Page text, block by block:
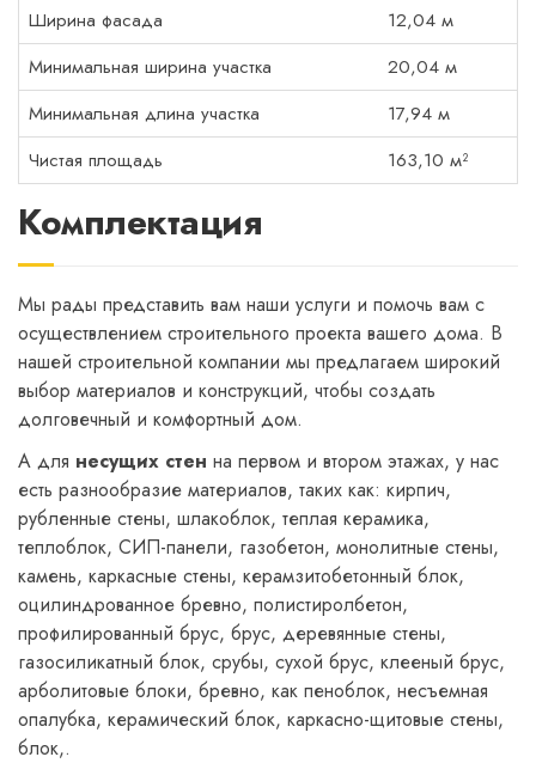
Ширина фасада
12,04 м
Минимальная ширина участка
20,04 м
Минимальная длина участка
17,94 м
Чистая площадь
163,10 м²
Комплектация
Мы рады представить вам наши услуги и помочь вам с
осуществлением строительного проекта вашего дома. В
нашей строительной компании мы предлагаем широкий
выбор материалов и конструкций, чтобы создать
долговечный и комфортный дом.
А для несущих стен на первом и втором этажах, у нас
есть разнообразие материалов, таких как: кирпич,
рубленные стены, шлакоблок, теплая керамика,
теплоблок, СИП-панели, газобетон, монолитные стены,
камень, каркасные стены, керамзитобетонный блок,
оцилиндрованное бревно, полистиролбетон,
профилированный брус, брус, деревянные стены,
газосиликатный блок, срубы, сухой брус, клееный брус,
арболитовые блоки, бревно, как пеноблок, несъемная
опалубка, керамический блок, каркасно-щитовые стены,
блок,.